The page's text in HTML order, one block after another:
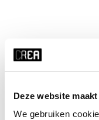
Deze website
We gebruiken